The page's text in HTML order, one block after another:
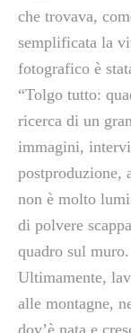
che trovava,
semplificata la
fotografico è
“Tolgo tutto:
ricerca di un
immagini,
postproduzione,
non è molto
di polvere
quadro sul muro.
Ultimamente,
alle montagne,
dov’è nata e